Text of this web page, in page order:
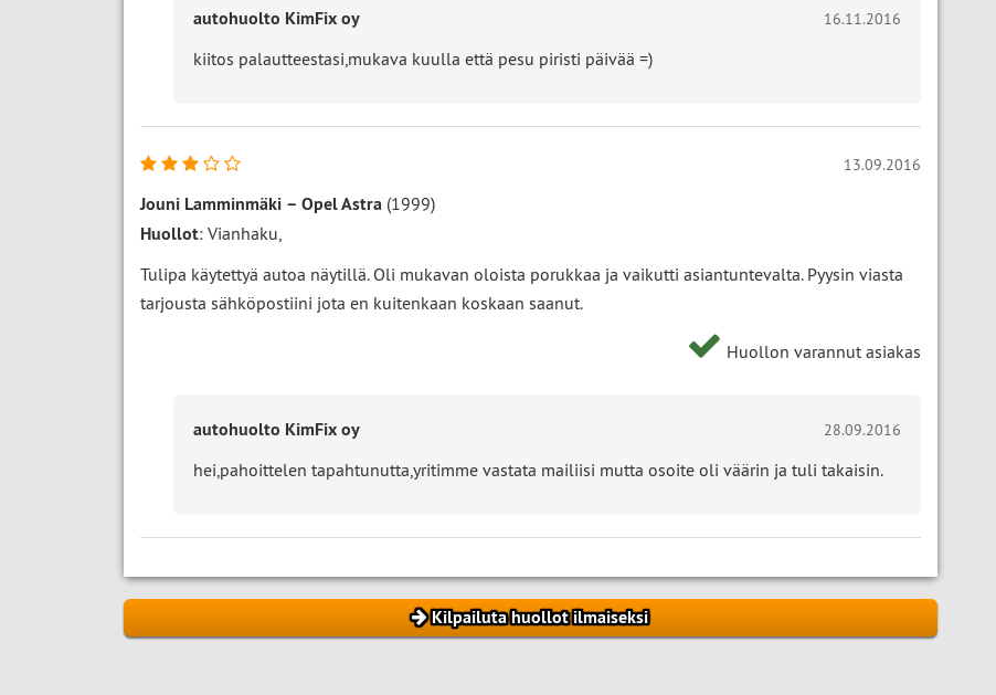
16.11.2016
autohuolto KimFix oy
kiitos palautteestasi,mukava kuulla että pesu piristi päivää =)
13.09.2016
Jouni Lamminmäki – Opel Astra (1999)
Huollot: Vianhaku,
Tulipa käytettyä autoa näytillä. Oli mukavan oloista porukkaa ja vaikutti asiantuntevalta. Pyysin viasta
tarjousta sähköpostiini jota en kuitenkaan koskaan saanut.
Huollon varannut asiakas
28.09.2016
autohuolto KimFix oy
hei,pahoittelen tapahtunutta,yritimme vastata mailiisi mutta osoite oli väärin ja tuli takaisin.
Kilpailuta huollot ilmaiseksi